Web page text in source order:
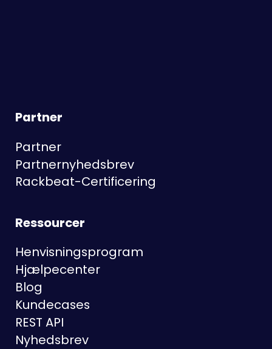
Partner
Partner
Partnernyhedsbrev
Rackbeat-Certificering
Ressourcer
Henvisningsprogram
Hjælpecenter
Blog
Kundecases
REST API
Nyhedsbrev